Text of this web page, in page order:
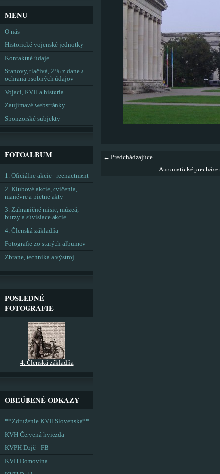
← Predchádzajúce
Automatické
MENU
O nás
Historické vojenské jednotky
Kontaktné údaje
Stanovy, tlačivá, 2 % z dane a
ochrana osobných údajov
Vojaci, KVH a história
Zaujímavé webstránky
Sponzorské subjekty
FOTOALBUM
1. Oficiálne akcie - reenactment
2. Klubové akcie, cvičenia,
manévre a pietne akty
3. Zahraničné misie, múzeá,
burzy a súvisiace akcie
4. Členská základňa
Fotografie zo starých albumov
Zbrane, technika a výstroj
POSLEDNÉ
FOTOGRAFIE
4. Členská základňa
OBĽÚBENÉ ODKAZY
**Združenie KVH Slovenska**
KVH Červená hviezda
KVPH Dojč - FB
KVH Domovina